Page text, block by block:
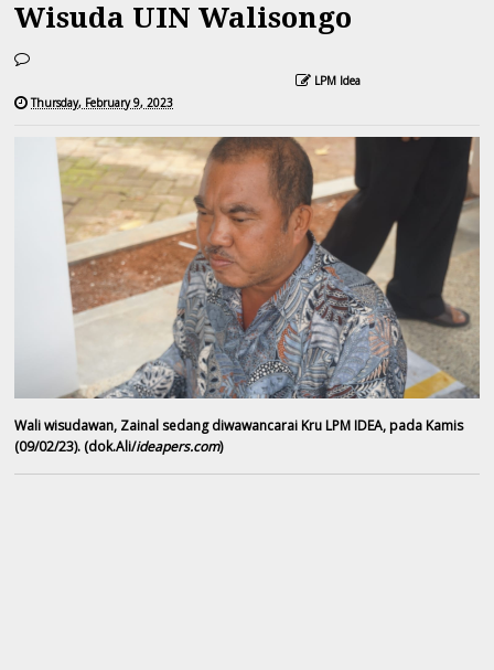
Wisuda UIN Walisongo
LPM Idea
Thursday, February 9, 2023
Wali wisudawan, Zainal sedang diwawancarai Kru LPM IDEA, pada Kamis
(09/02/23). (dok.Ali/ideapers.com)